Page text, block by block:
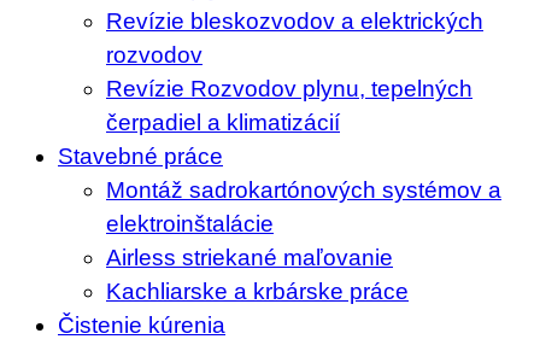
Revízie bleskozvodov a elektrických
rozvodov
Revízie Rozvodov plynu, tepelných
čerpadiel a klimatizácií
Stavebné práce
Montáž sadrokartónových systémov a
elektroinštalácie
Airless striekané maľovanie
Kachliarske a krbárske práce
Čistenie kúrenia